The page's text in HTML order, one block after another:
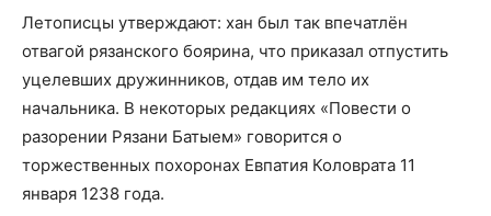
Летописцы утверждают: хан был так впечатлён
отвагой рязанского боярина, что приказал отпустить
уцелевших дружинников, отдав им тело их
начальника. В некоторых редакциях «Повести о
разорении Рязани Батыем» говорится о
торжественных похоронах Евпатия Коловрата 11
января 1238 года.